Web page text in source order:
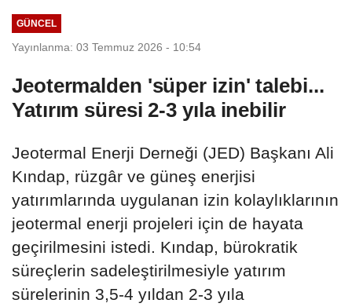
GÜNCEL
Yayınlanma: 03 Temmuz 2026 - 10:54
Jeotermalden 'süper izin' talebi...
Yatırım süresi 2-3 yıla inebilir
Jeotermal Enerji Derneği (JED) Başkanı Ali
Kındap, rüzgâr ve güneş enerjisi
yatırımlarında uygulanan izin kolaylıklarının
jeotermal enerji projeleri için de hayata
geçirilmesini istedi. Kındap, bürokratik
süreçlerin sadeleştirilmesiyle yatırım
sürelerinin 3,5-4 yıldan 2-3 yıla